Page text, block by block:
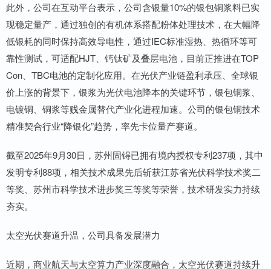
此外，公司在互动平台表示，公司含银量10%的银包铜浆料已实
现稳定量产，通过独创的有机体系搭配粉体处理技术，在大幅降
低银耗的同时保持高效导电性，通过IEC标准湿热、热循环等可
靠性测试，可适配HJT、钙钛矿及叠层电池，目前正推进在TOP
Con、TBC电池的定制化应用。在光伏产业链盈利承压、全球银
价上涨的背景下，银浆为光伏电池降本的关键环节，银包铜浆、
电镀铜、铜浆等贱金属替代产业化进程加速。公司的银包铜技术
精准契合行业“降银化”趋势，率先卡位量产赛道。
截至2025年9月30日，苏州固锝已拥有境内授权专利237项，其中
发明专利88项，相关技术成果先后斩获江苏省光伏科学技术奖二
等奖、苏州市科学技术进步奖三等奖等荣誉，技术研发实力持续
夯实。
太空光伏赛道升温，公司具备发展潜力
近期，商业航天与太空算力产业深度融合，太空光伏赛道持续升